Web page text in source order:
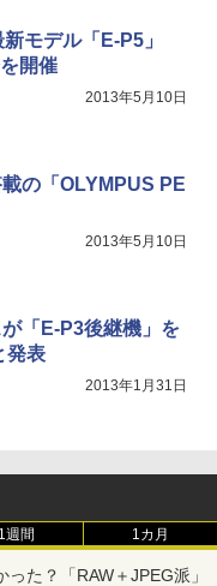
モデル「E-P5」
開催
2013年5月10日
の「OLYMPUS PE
2013年5月10日
「E-P3後継機」を
発表
2013年1月31日
1週間 1カ月
た？「RAW＋JPEG派」